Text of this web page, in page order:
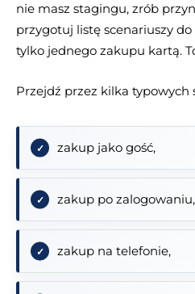
nie masz stagingu, zrób
przygotuj listę scenariuszy
tylko jednego zakupu kartą.
Przejdź przez kilka typowych
zakup jako gość,
zakup po zalogowaniu,
zakup na telefonie,